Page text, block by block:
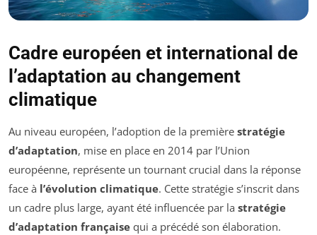
Cadre européen et international de
l’adaptation au changement
climatique
Au niveau européen, l’adoption de la première stratégie
d’adaptation, mise en place en 2014 par l’Union
européenne, représente un tournant crucial dans la réponse
face à l’évolution climatique. Cette stratégie s’inscrit dans
un cadre plus large, ayant été influencée par la stratégie
d’adaptation française qui a précédé son élaboration.